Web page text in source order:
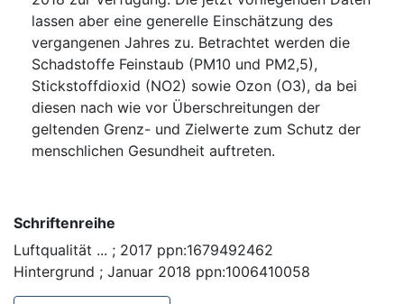
lassen aber eine generelle Einschätzung des
vergangenen Jahres zu. Betrachtet werden die
Schadstoffe Feinstaub (PM10 und PM2,5),
Stickstoffdioxid (NO2) sowie Ozon (O3), da bei
diesen nach wie vor Überschreitungen der
geltenden Grenz- und Zielwerte zum Schutz der
menschlichen Gesundheit auftreten.
Schriftenreihe
Luftqualität ... ; 2017 ppn:1679492462
Hintergrund ; Januar 2018 ppn:1006410058